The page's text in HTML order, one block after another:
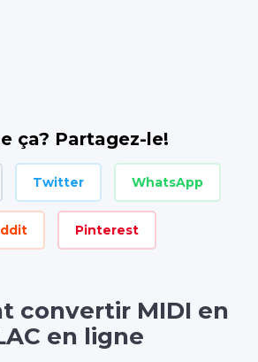
ça? Partagez-le!
Twitter WhatsApp
Pinterest
convertir MIDI en
en ligne